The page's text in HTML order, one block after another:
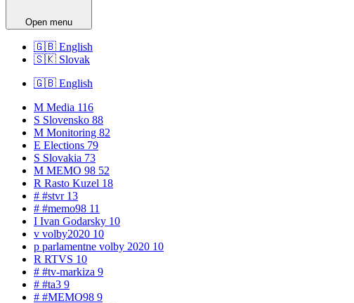
Open menu
🇬🇧 English
🇸🇰 Slovak
🇬🇧 English
M Media 116
S Slovensko 88
M Monitoring 82
E Elections 79
S Slovakia 73
M MEMO 98 52
R Rasto Kuzel 18
# #stvr 13
# #memo98 11
I Ivan Godarsky 10
v volby2020 10
p parlamentne volby 2020 10
R RTVS 10
# #tv-markiza 9
# #ta3 9
# #MEMO98 9